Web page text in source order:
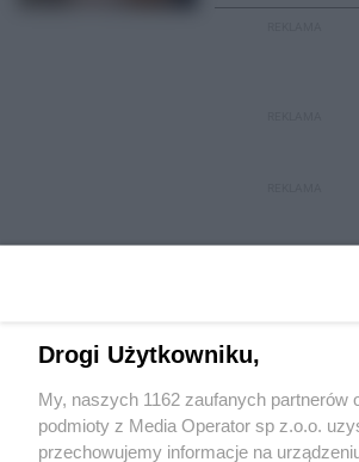
Wydawca mediówlokalnych
Drogi Użytkowniku,
My, naszych 1162 zaufanych partnerów
podmioty z Media Operator sp z.o.o.
przechowujemy informacje na